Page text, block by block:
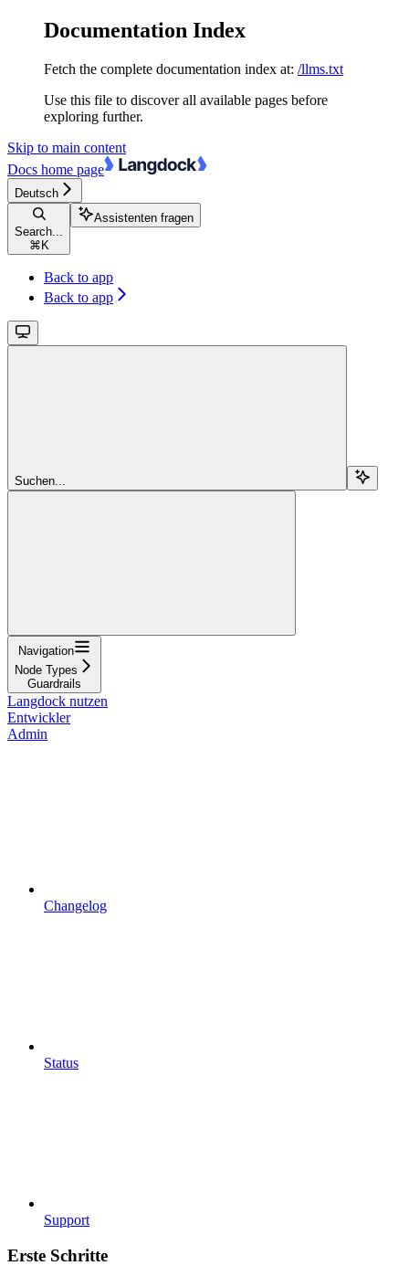
Documentation Index
Fetch the complete documentation index at: /llms.txt
Use this file to discover all available pages before
exploring further.
Skip to main content
Docs home page
Deutsch
Search...
⌘ K
Assistenten fragen
Back to app
Back to app
Suchen...
Navigation
Node Types
Guardrails
Langdock nutzen
Entwickler
Admin
Changelog
Status
Support
Erste Schritte